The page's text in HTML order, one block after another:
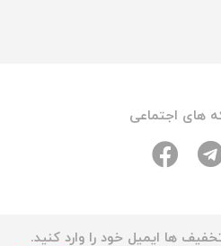
های اجتماعی
ها ایمیل خود را وارد کنید.